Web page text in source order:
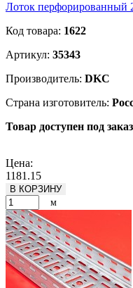
Лоток перфорированный
Код товара: 1622
Артикул: 35343
Производитель: DKC
Страна изготовитель:
Товар доступен под заказ
Цена:
1181.15
В КОРЗИНУ
м